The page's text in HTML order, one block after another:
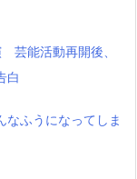
芸能活動再開後、
白
なふうになってしま